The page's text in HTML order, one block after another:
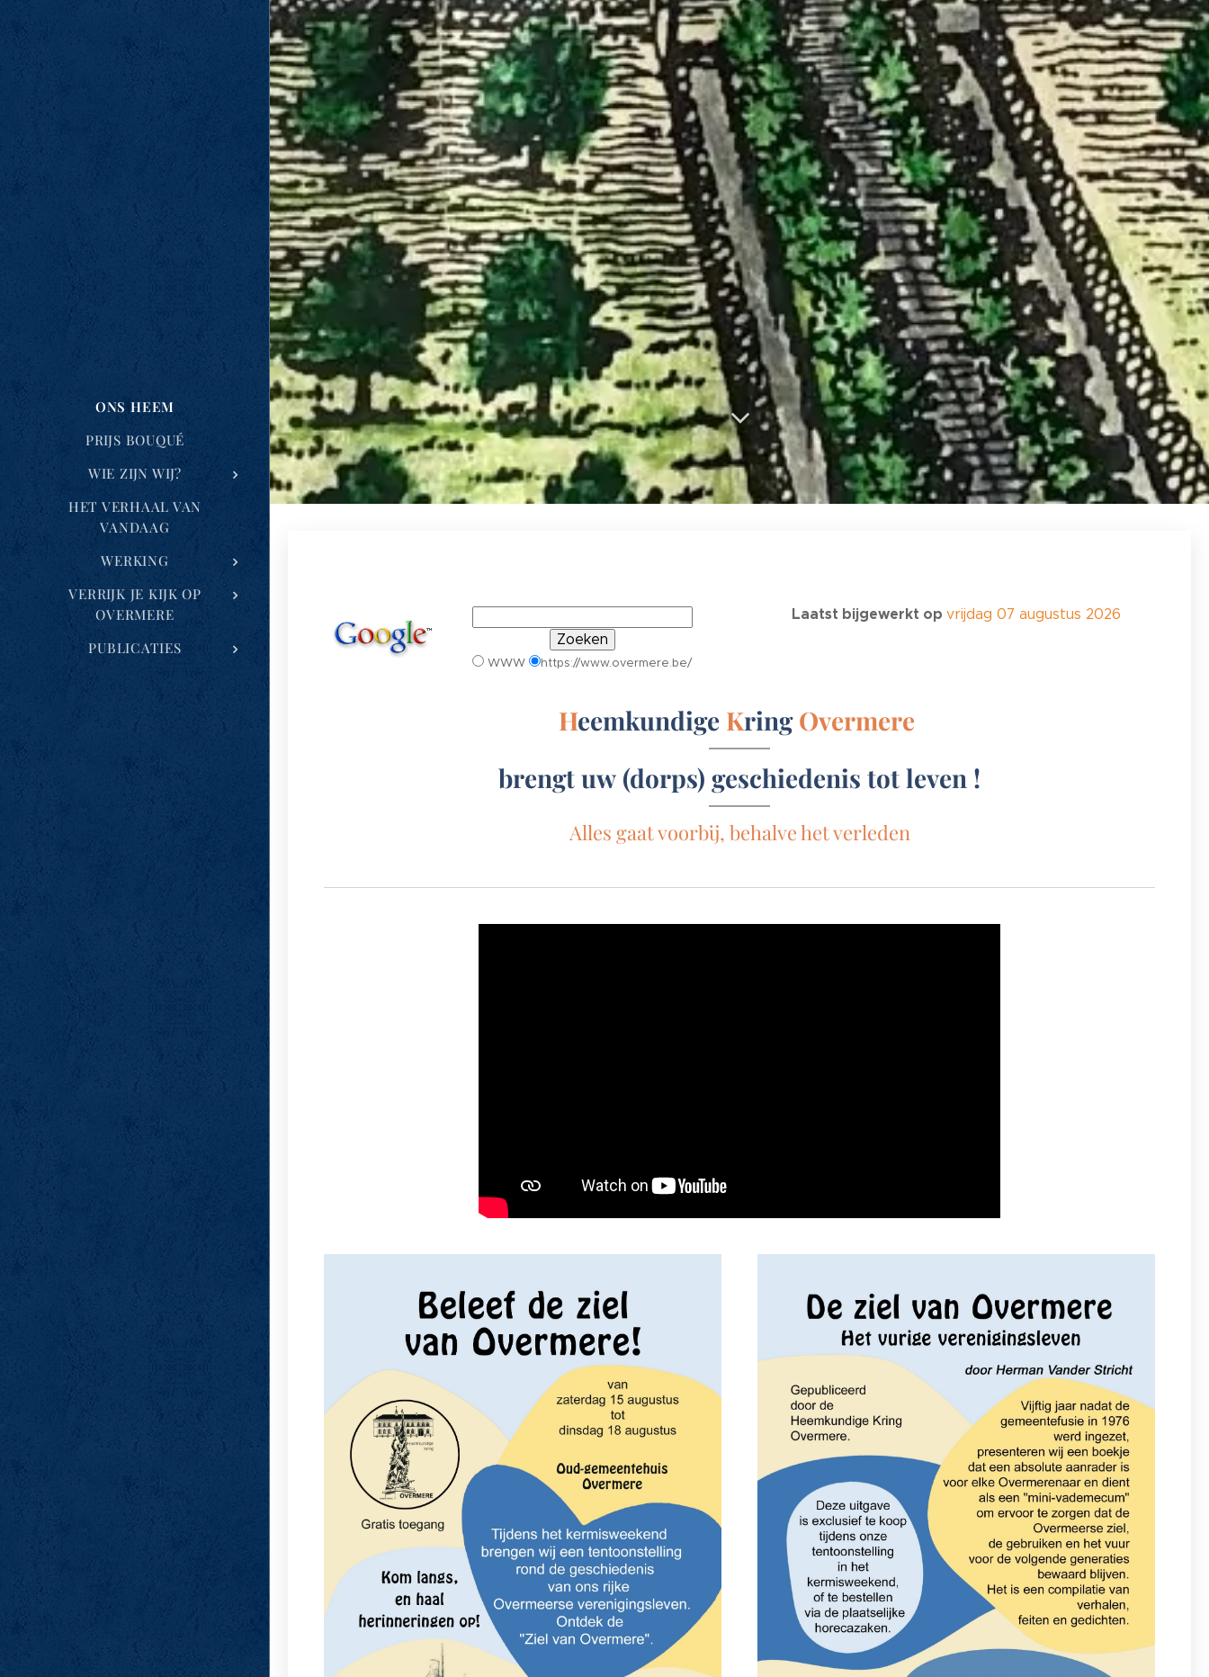
ONS HEEM
PRIJS BOUQUÉ
WIE ZIJN WIJ?
HET VERHAAL VAN
VANDAAG
WERKING
VERRIJK JE KIJK OP
OVERMERE
PUBLICATIES
WWW https://www.overmere.be/
Laatst bijgewerkt op vrijdag 07 augustus 2026
Heemkundige Kring Overmere
brengt uw (dorps) geschiedenis tot leven !
Alles gaat voorbij, behalve het verleden